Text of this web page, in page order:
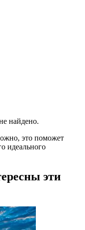
найдено.
это поможет
идеального
эти